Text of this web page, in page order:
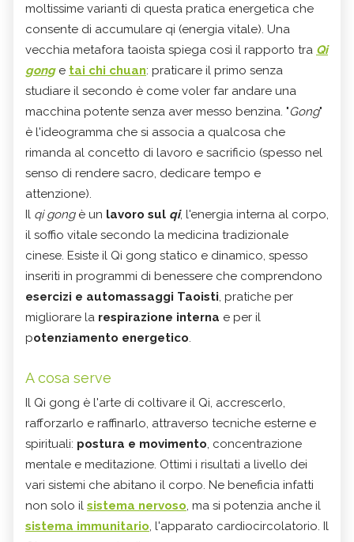
moltissime varianti di questa pratica energetica che
consente di accumulare qi (energia vitale). Una
vecchia metafora taoista spiega così il rapporto tra Qi
gonge tai chi chuan: praticare il primo senza
studiare il secondo è come voler far andare una
macchina potente senza aver messo benzina. "Gong"
è l'ideogramma che si associa a qualcosa che
rimanda al concetto di lavoro e sacrificio (spesso nel
senso di rendere sacro, dedicare tempo e
attenzione).
Il qi gongè un lavoro sul qi, l'energia interna al corpo,
il soffio vitale secondo la medicina tradizionale
cinese. Esiste il Qi gong statico e dinamico, spesso
inseriti in programmi di benessere che comprendono
esercizi e automassaggi Taoisti, pratiche per
migliorare la respirazione interna e per il
potenziamento energetico.
A cosa serve
Il Qi gong è l'arte di coltivare il Qi, accrescerlo,
rafforzarlo e raffinarlo, attraverso tecniche esterne e
spirituali: postura e movimento, concentrazione
mentale e meditazione. Ottimi i risultati a livello dei
vari sistemi che abitano il corpo. Ne beneficia infatti
non solo il sistema nervoso, ma si potenzia anche il
sistema immunitario, l'apparato cardiocircolatorio. Il